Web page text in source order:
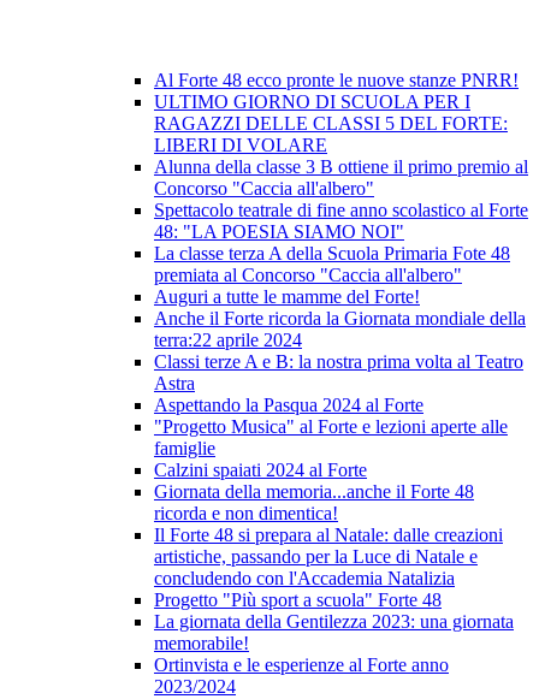
Al Forte 48 ecco pronte le nuove stanze PNRR!
ULTIMO GIORNO DI SCUOLA PER I
RAGAZZI DELLE CLASSI 5 DEL FORTE:
LIBERI DI VOLARE
Alunna della classe 3 B ottiene il primo premio al
Concorso "Caccia all'albero"
Spettacolo teatrale di fine anno scolastico al Forte
48: "LA POESIA SIAMO NOI"
La classe terza A della Scuola Primaria Fote 48
premiata al Concorso "Caccia all'albero"
Auguri a tutte le mamme del Forte!
Anche il Forte ricorda la Giornata mondiale della
terra:22 aprile 2024
Classi terze A e B: la nostra prima volta al Teatro
Astra
Aspettando la Pasqua 2024 al Forte
"Progetto Musica" al Forte e lezioni aperte alle
famiglie
Calzini spaiati 2024 al Forte
Giornata della memoria...anche il Forte 48
ricorda e non dimentica!
Il Forte 48 si prepara al Natale: dalle creazioni
artistiche, passando per la Luce di Natale e
concludendo con l'Accademia Natalizia
Progetto "Più sport a scuola" Forte 48
La giornata della Gentilezza 2023: una giornata
memorabile!
Ortinvista e le esperienze al Forte anno
2023/2024